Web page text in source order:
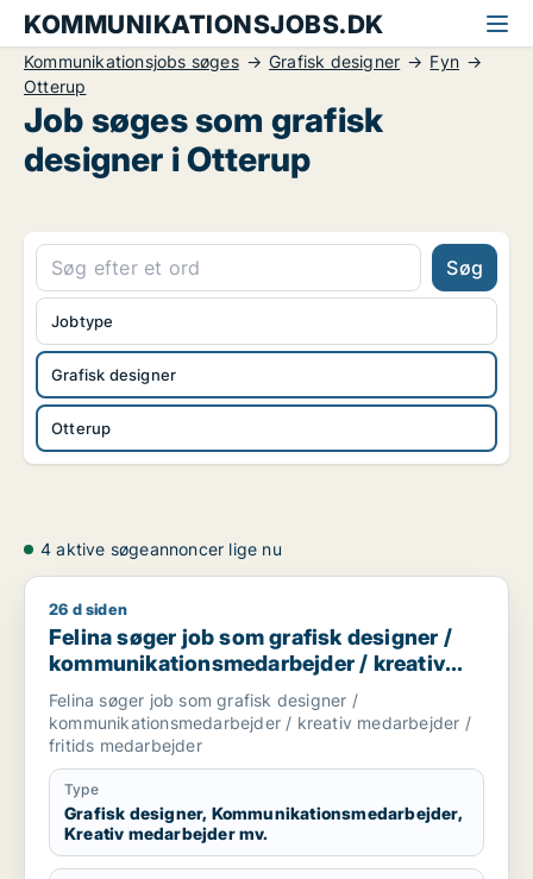
KOMMUNIKATIONSJOBS.DK
Kommunikationsjobs søges Grafisk designer
Fyn
Otterup
Job søges som grafisk
designer i Otterup
Søg
Grafisk designer
Otterup
Jobtype
4 aktive søgeannoncer lige nu
Felina søger job som grafisk designer /
26 d siden
Felina søger job som grafisk designer /
kommunikationsmedarbejder / kreativ
medarbejder / fritids medarbejder
Felina søger job som grafisk designer /
kommunikationsmedarbejder / kreativ medarbejder /
fritids medarbejder
Type
Grafisk designer, Kommunikationsmedarbejder,
Kreativ medarbejder mv.